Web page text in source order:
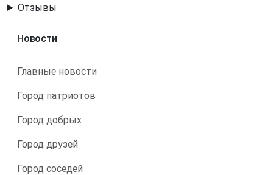
Отзывы
Новости
Главные новости
Город патриотов
Город добрых
Город друзей
Город соседей